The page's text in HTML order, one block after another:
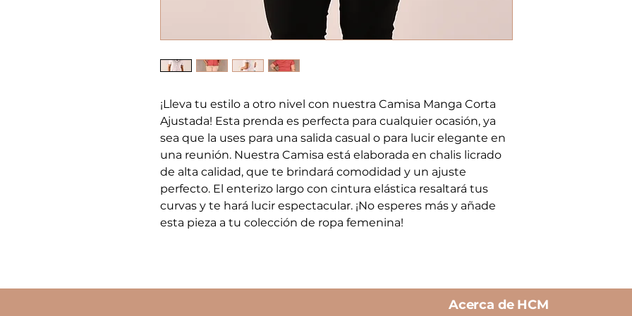
¡Lleva tu estilo a otro nivel con nuestra Camisa Manga Corta
Ajustada! Esta prenda es perfecta para cualquier ocasión, ya
sea que la uses para una salida casual o para lucir elegante en
una reunión. Nuestra Camisa está elaborada en chalis licrado
de alta calidad, que te brindará comodidad y un ajuste
perfecto. El enterizo largo con cintura elástica resaltará tus
curvas y te hará lucir espectacular. ¡No esperes más y añade
esta pieza a tu colección de ropa femenina!
Acerca de HCM